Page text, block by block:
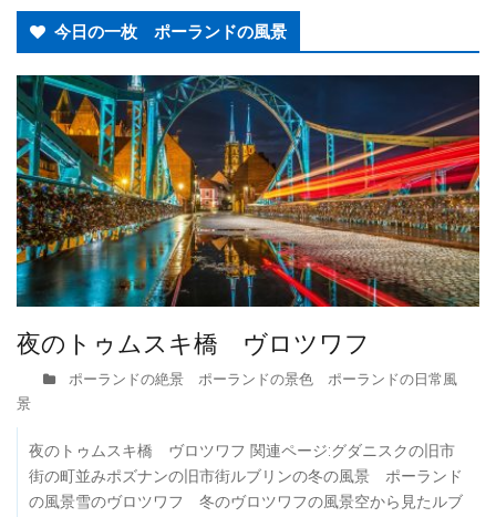
今日の一枚 ポーランドの風景
夜のトゥムスキ橋 ヴロツワフ
ポーランドの絶景 ポーランドの景色 ポーランドの日常風
景
夜のトゥムスキ橋 ヴロツワフ 関連ページ:グダニスクの旧市
街の町並みポズナンの旧市街ルブリンの冬の風景 ポーランド
の風景雪のヴロツワフ 冬のヴロツワフの風景空から見たルブ